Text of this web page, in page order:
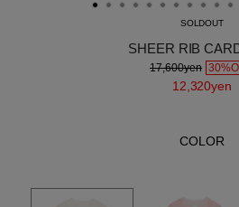
SOLDOUT
SHEER RIB
17,600yen
12,320yen
COLOR